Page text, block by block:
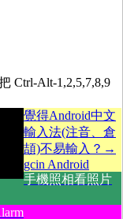
Ctrl-Alt-1,2,5,7,8,9
覺得Android中文
輸入法(注音、倉
頡)不易輸入？→
gcin Android
手機照相看照片